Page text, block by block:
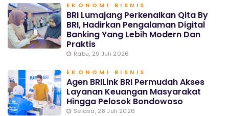
EKONOMI BISNIS
BRI Lumajang Perkenalkan Qita By
BRI, Hadirkan Pengalaman Digital
Banking Yang Lebih Modern Dan
Praktis
Rabu, 29 Juli 2026
EKONOMI BISNIS
Agen BRILink BRI Permudah Akses
Layanan Keuangan Masyarakat
Hingga Pelosok Bondowoso
Selasa, 28 Juli 2026